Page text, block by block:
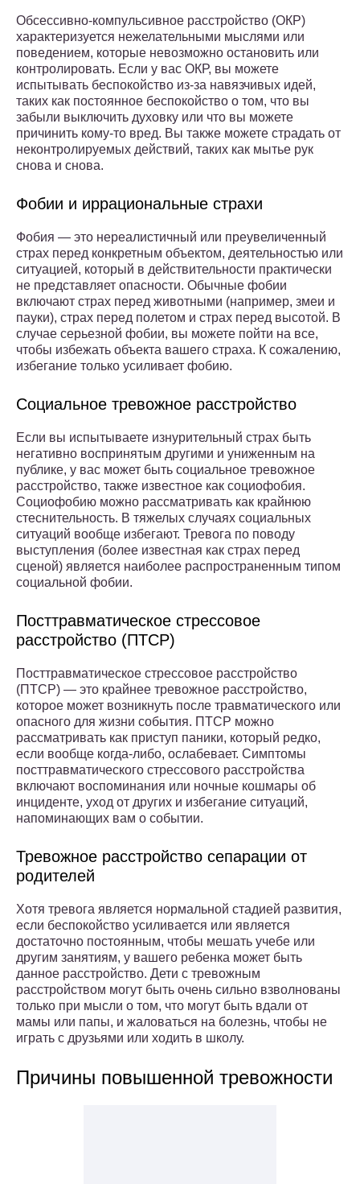
Обсессивно-компульсивное расстройство (ОКР)
характеризуется нежелательными мыслями или
поведением, которые невозможно остановить или
контролировать. Если у вас ОКР, вы можете
испытывать беспокойство из-за навязчивых идей,
таких как постоянное беспокойство о том, что вы
забыли выключить духовку или что вы можете
причинить кому-то вред. Вы также можете страдать от
неконтролируемых действий, таких как мытье рук
снова и снова.
Фобии и иррациональные страхи
Фобия — это нереалистичный или преувеличенный
страх перед конкретным объектом, деятельностью или
ситуацией, который в действительности практически
не представляет опасности. Обычные фобии
включают страх перед животными (например, змеи и
пауки), страх перед полетом и страх перед высотой. В
случае серьезной фобии, вы можете пойти на все,
чтобы избежать объекта вашего страха. К сожалению,
избегание только усиливает фобию.
Социальное тревожное расстройство
Если вы испытываете изнурительный страх быть
негативно воспринятым другими и униженным на
публике, у вас может быть социальное тревожное
расстройство, также известное как социофобия.
Социофобию можно рассматривать как крайнюю
стеснительность. В тяжелых случаях социальных
ситуаций вообще избегают. Тревога по поводу
выступления (более известная как страх перед
сценой) является наиболее распространенным типом
социальной фобии.
Посттравматическое стрессовое
расстройство (ПТСР)
Посттравматическое стрессовое расстройство
(ПТСР) — это крайнее тревожное расстройство,
которое может возникнуть после травматического или
опасного для жизни события. ПТСР можно
рассматривать как приступ паники, который редко,
если вообще когда-либо, ослабевает. Симптомы
посттравматического стрессового расстройства
включают воспоминания или ночные кошмары об
инциденте, уход от других и избегание ситуаций,
напоминающих вам о событии.
Тревожное расстройство сепарации от
родителей
Хотя тревога является нормальной стадией развития,
если беспокойство усиливается или является
достаточно постоянным, чтобы мешать учебе или
другим занятиям, у вашего ребенка может быть
данное расстройство. Дети с тревожным
расстройством могут быть очень сильно взволнованы
только при мысли о том, что могут быть вдали от
мамы или папы, и жаловаться на болезнь, чтобы не
играть с друзьями или ходить в школу.
Причины повышенной тревожности